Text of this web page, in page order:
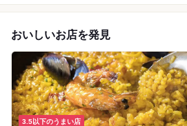
おいしいお店を発見
3.5以下のうまい店